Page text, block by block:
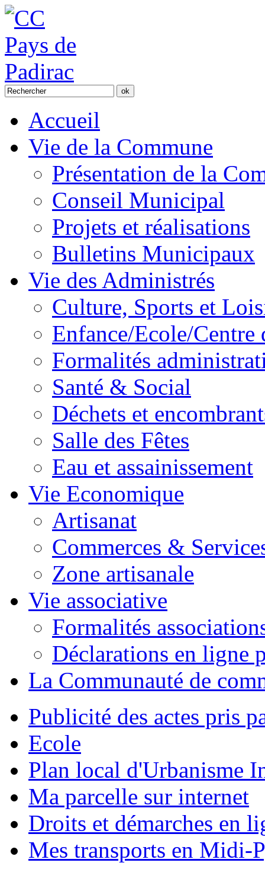
Accueil
Vie de la Commune
Présentation de la
Conseil Municipal
Projets et réalisations
Bulletins Municipaux
Vie des Administrés
Culture, Sports et
Enfance/Ecole/Centre
Formalités
Santé & Social
Déchets et
Salle des Fêtes
Eau et assainissement
Vie Economique
Artisanat
Commerces &
Zone artisanale
Vie associative
Formalités
Déclarations en ligne
La Communauté de
Publicité des actes pris
Ecole
Plan local d'Urbanisme
Ma parcelle sur internet
Droits et démarches en
Mes transports en Midi-